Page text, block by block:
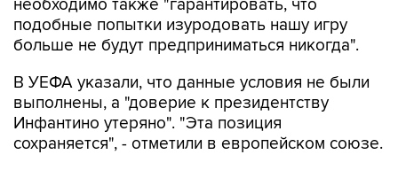
необходимо также "гарантировать, что
подобные попытки изуродовать нашу игру
больше не будут предприниматься никогда".
В УЕФА указали, что данные условия не были
выполнены, а "доверие к президентству
Инфантино утеряно". "Эта позиция
сохраняется", - отметили в европейском союзе.